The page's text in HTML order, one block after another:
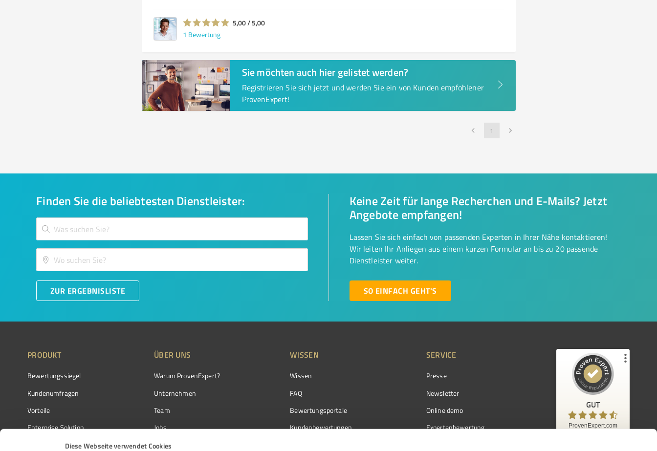
Diese Webseite verwendet Cookies
5,00 / 5,00
1 Bewertung
Sie möchten auch hier gelistet werden?
Registrieren Sie sich jetzt und werden Sie ein von Kunden empfohlener
ProvenExpert!
1
Finden Sie die beliebtesten Dienstleister:
ZUR ERGEBNISLISTE
Keine Zeit für lange Recherchen und E-Mails? Jetzt
Angebote empfangen!
Lassen Sie sich einfach von passenden Experten in Ihrer Nähe kontaktieren!
Wir leiten Ihr Anliegen aus einem kurzen Formular an bis zu 20 passende
Dienstleister weiter.
SO EINFACH GEHT'S
PRODUKT
Bewertungssiegel
Kundenumfragen
Vorteile
Enterprise Solution
Partnerprogramm
ÜBER UNS
Warum ProvenExpert?
Unternehmen
Team
Jobs
Kundenstimmen
WISSEN
Wissen
FAQ
Bewertungsportale
Kundenbewertungen
SERVICE
Presse
Newsletter
Online demo
Expertenbewertung
GUT
ProvenExpert.com
Kundenbewertungen und Erfahrungen zu
ProvenExpert.com
97
%
Empfehlungen auf
ProvenExpert.com
4,42
/
5,00